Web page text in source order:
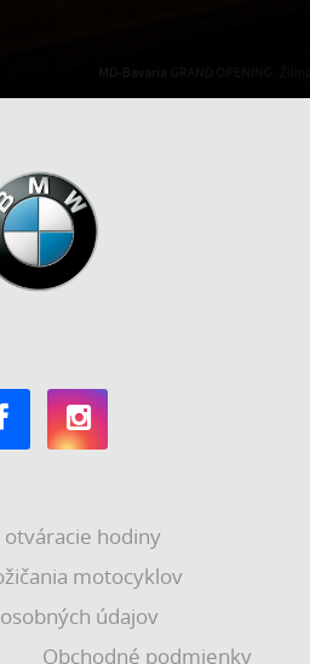
otváracie hodiny
motocyklov
údajov
Obchodné podmienky